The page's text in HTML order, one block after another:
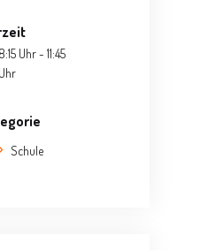
8:15 Uhr - 11:45
Uhr
Schule